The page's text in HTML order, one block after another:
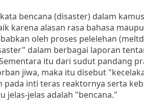
bencana (disaster) dalam
karena alasan rasa bahasa
oleh proses pelelehan
dalam berbagai laporan
itu dari sudut pandang
jiwa, maka itu disebut
pada inti teras reaktornya serta
jelas-jelas adalah "bencana."